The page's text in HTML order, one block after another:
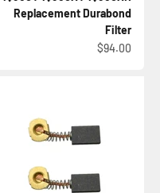
Replacement Durabond
Filter
السعر بعد الخصم
$94.00